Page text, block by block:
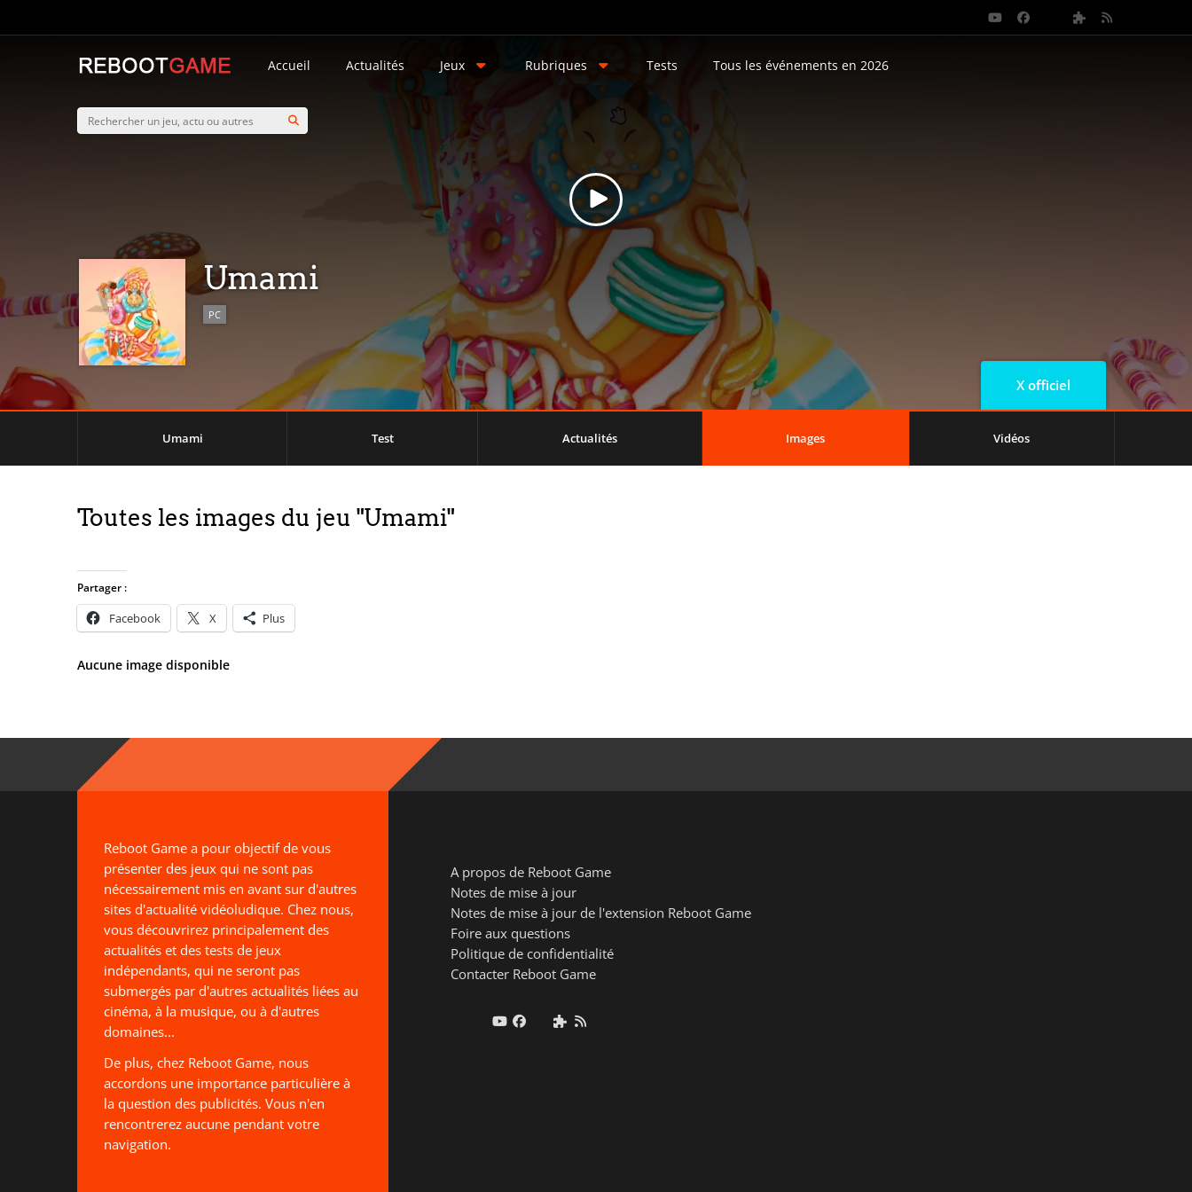
Accueil Actualités Jeux Rubriques Tests Tous les événements en 2026
Umami
PC
X officiel
Umami Test Actualités Images Vidéos
Toutes les images du jeu "Umami"
Partager :
Facebook X Plus
Aucune image disponible
Reboot Game a pour objectif de vous
présenter des jeux qui ne sont pas
nécessairement mis en avant sur d'autres
sites d'actualité vidéoludique. Chez nous,
vous découvrirez principalement des
actualités et des tests de jeux
indépendants, qui ne seront pas
submergés par d'autres actualités liées au
cinéma, à la musique, ou à d'autres
domaines...
De plus, chez Reboot Game, nous
accordons une importance particulière à
la question des publicités. Vous n'en
rencontrerez aucune pendant votre
navigation.
A propos de Reboot Game
Notes de mise à jour
Notes de mise à jour de l'extension Reboot Game
Foire aux questions
Politique de confidentialité
Contacter Reboot Game